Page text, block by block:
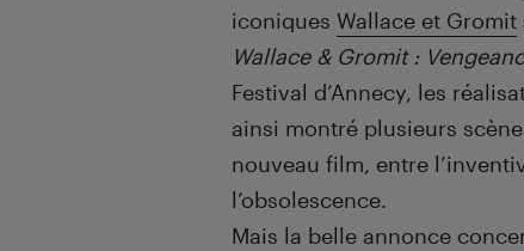
iconiques Wallace et Gromit
Wallace & Gromit :
Festival d’Annecy, les
ainsi montré plusieurs
nouveau film, entre
l’obsolescence.
Mais la belle annonce